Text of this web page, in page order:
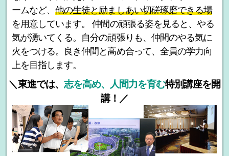
ームなど、他の生徒と励ましあい切磋琢磨できる場
を用意しています。 仲間の頑張る姿を見ると、やる
気が湧いてくる。自分の頑張りも、仲間のやる気に
火をつける。良き仲間と高め合って、全員の学力向
上を目指します。
＼東進では、 志を高め、人間力を育む特別講座を開
講！／